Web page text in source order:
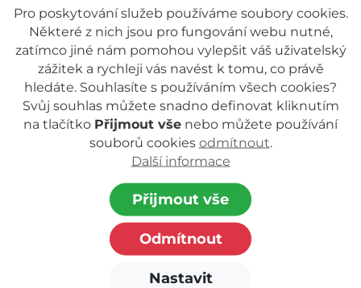
Pro poskytování služeb používáme soubory cookies.
Některé z nich jsou pro fungování webu nutné,
zatímco jiné nám pomohou vylepšit váš uživatelský
zážitek a rychleji vás navést k tomu, co právě
hledáte. Souhlasíte s používáním všech cookies?
Svůj souhlas můžete snadno definovat kliknutím
na tlačítko Přijmout vše nebo můžete používání
souborů cookies odmítnout.
Další informace
Přijmout vše
Odmítnout
Nastavit
Zapomněli jste heslo?
Jihočeská rozvojová o.p.s.
nezisková organizace poskytující podporu
dětem a rodinám.
Zapsaná v rejstříku o.p.s. vedeném Krajským